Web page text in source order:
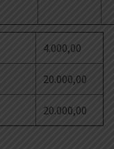
4.000,00
20.000,00
20.000,00